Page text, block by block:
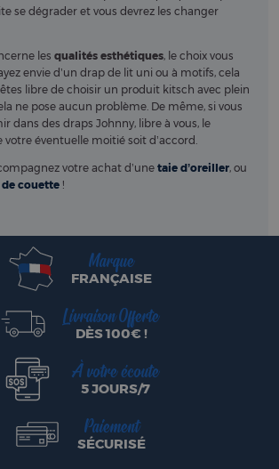
se dégrader et vous devrez les changer
les qualités esthétiques, le choix vous
envie d’un drap de lit uni ou à motifs, cela
libre de choisir un produit kitsch avec plein
ne pose aucun problème. De même, si vous
dans des draps Johnny, libre à vous, le
éventuelle moitié soit d’accord.
votre achat d’une taie d’oreiller, ou
de couette !
Marque
FRANÇAISE
Livraison Offerte
DÈS 100€ !
À votre écoute
5 JOURS/7
Paiement
SÉCURISÉ